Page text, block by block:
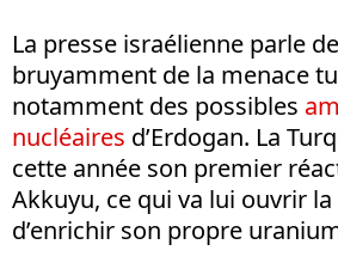
La presse israélienne parle
bruyamment de la menace
notamment des possibles
nucléaires d’Erdogan. La
cette année son premier
Akkuyu, ce qui va lui ouvrir
d’enrichir son propre